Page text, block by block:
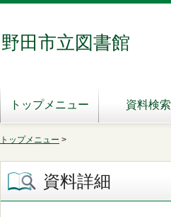
野田市立図書館
トップメニュー 資料検索
トップメニュー >
資料詳細